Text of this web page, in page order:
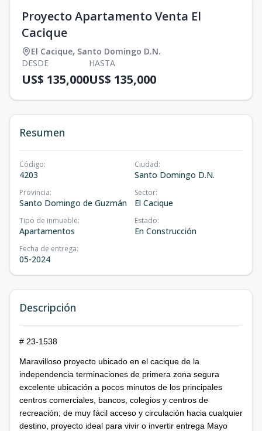
Proyecto Apartamento Venta El
Cacique
El Cacique, Santo Domingo D.N.
DESDE
US$ 135,000
HASTA
US$ 135,000
Resumen
Código:
4203
Ciudad:
Santo Domingo D.N.
Provincia:
Santo Domingo de Guzmán
Sector:
El Cacique
Tipo de inmueble:
Apartamentos
Estado:
En Construcción
Fecha de entrega:
05-2024
Descripción
# 23-1538
Maravilloso proyecto ubicado en el cacique de la
independencia terminaciones de primera zona segura
excelente ubicación a pocos minutos de los principales
centros comerciales, bancos, colegios y centros de
recreación; de muy fácil acceso y circulación hacia cualquier
destino, proyecto ideal para vivir o invertir entrega Mayo